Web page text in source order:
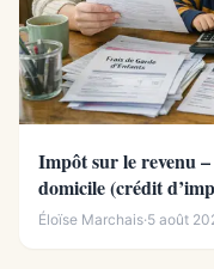
Impôt sur le revenu
domicile (crédit
Éloïse Marchais·5 août